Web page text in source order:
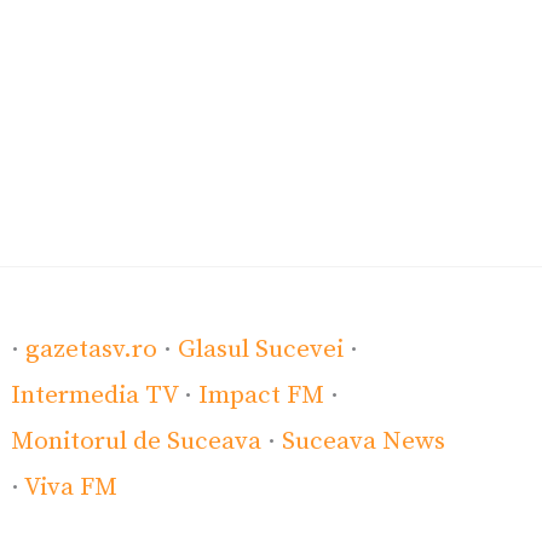
· gazetasv.ro · Glasul Sucevei ·
Intermedia TV· Impact FM ·
Monitorul de Suceava · Suceava News
·Viva FM